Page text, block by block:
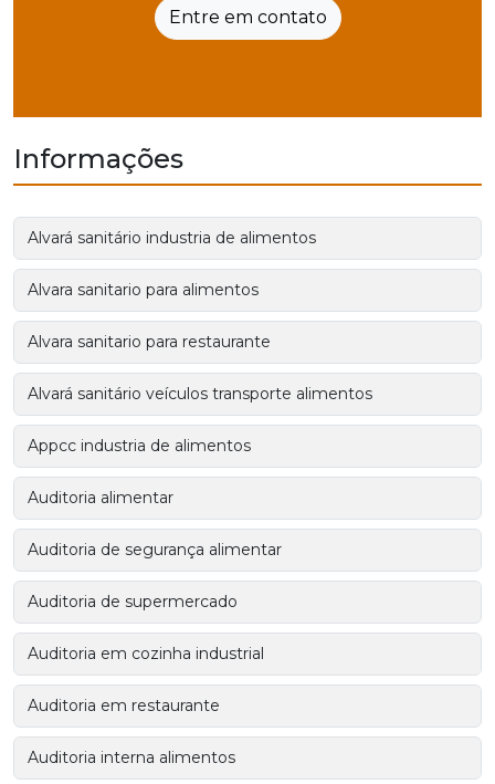
Entre em contato
Informações
Alvará sanitário industria de alimentos
Alvara sanitario para alimentos
Alvara sanitario para restaurante
Alvará sanitário veículos transporte alimentos
Appcc industria de alimentos
Auditoria alimentar
Auditoria de segurança alimentar
Auditoria de supermercado
Auditoria em cozinha industrial
Auditoria em restaurante
Auditoria interna alimentos